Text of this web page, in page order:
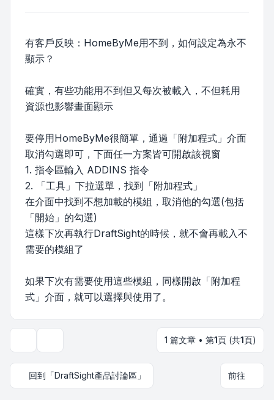
有客戶反映：HomeByMe用不到，如何設定為永不
顯示？
確實，有些功能用不到但又每次被載入，不但耗用
資源也影響畫面顯示
要停用HomeByMe很簡單，通過「附加程式」介面
取消勾選即可，下面任一方案皆可開啟該視窗
1. 指令區輸入 ADDINS 指令
2. 「工具」下拉選單，找到「附加程式」
在介面中找到不想加載的模組，取消他的勾選(包括
「開始」的勾選)
這樣下次再執行DraftSight的時候，就不會再載入不
需要的模組了
如果下次有需要使用這些模組，同樣開啟「附加程
式」介面，就可以選擇與使用了。
1 篇文章 • 第1頁 (共1頁)
回到「DraftSight產品討論區」 前往